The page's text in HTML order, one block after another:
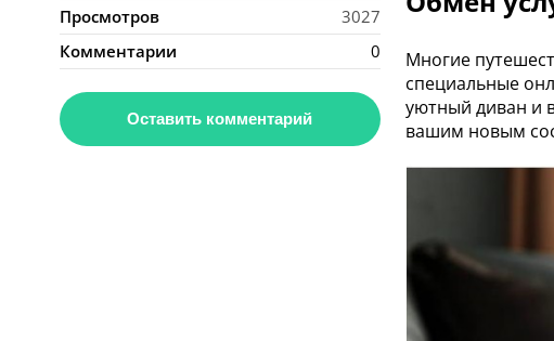
Просмотров
3027
Комментарии
0
Оставить комментарий
Многие
специальные
уютный диван и
вашим новым